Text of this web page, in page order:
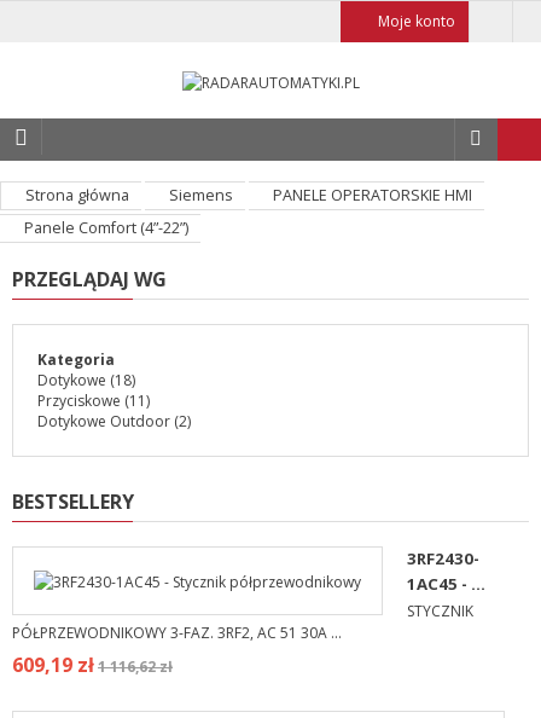
Moje konto
Strona główna Siemens
PANELE OPERATORSKIE HMI
Panele Comfort (4”-22”)
PRZEGLĄDAJ WG
Kategoria
Dotykowe (18)
Przyciskowe (11)
Dotykowe Outdoor (2)
BESTSELLERY
3RF2430-
1AC45 - ...
STYCZNIK
PÓŁPRZEWODNIKOWY 3-FAZ. 3RF2, AC 51 30A ...
609,19 zł1 116,62 zł